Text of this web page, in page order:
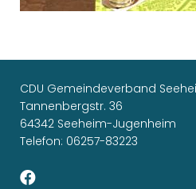
CDU Gemeindeverband
Tannenbergstr. 36
64342 Seeheim-Jugenheim
Telefon: 06257-83223